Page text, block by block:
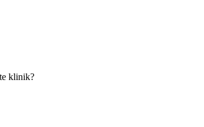
klinik?